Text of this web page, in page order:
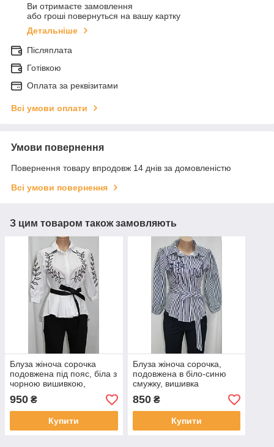
Ви отримаєте замовлення
або гроші повернуться на вашу картку
Детальніше
Післяплата
Готівкою
Оплата за реквізитами
Всі умови оплати
Умови повернення
Повернення товару впродовж 14 днів за домовленістю
Всі умови повернення
З цим товаром також замовляють
Блуза жіноча сорочка
подовжена під пояс, біла з
чорною вишивкою,
сорочковий коттон,
Туреччина
950 ₴
Купити
Блуза жіноча сорочка,
подовжена в біло-синю
смужку, вишивка
кіт,Тканина: сорочковий
коттон, Туреччина
850₴
Купити